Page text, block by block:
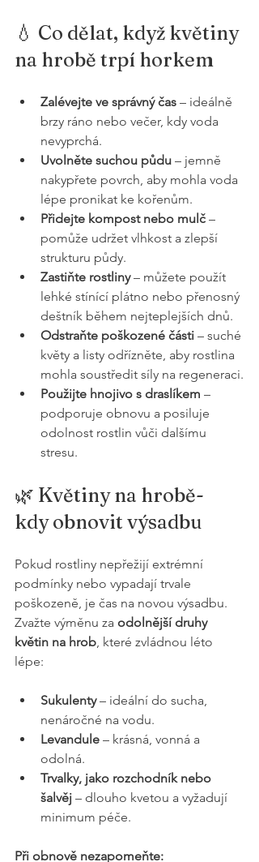
💧 Co dělat, když květiny
na hrobě trpí horkem
Zalévejte ve správný čas – ideálně
brzy ráno nebo večer, kdy voda
nevyprchá.
Uvolněte suchou půdu – jemně
nakypřete povrch, aby mohla voda
lépe pronikat ke kořenům.
Přidejte kompost nebo mulč –
pomůže udržet vlhkost a zlepší
strukturu půdy.
Zastiňte rostliny – můžete použít
lehké stínící plátno nebo přenosný
deštník během nejteplejších dnů.
Odstraňte poškozené části – suché
květy a listy odřízněte, aby rostlina
mohla soustředit síly na regeneraci.
Použijte hnojivo s draslíkem –
podporuje obnovu a posiluje
odolnost rostlin vůči dalšímu
stresu.
🌿 Květiny na hrobě-
kdy obnovit výsadbu
Pokud rostliny nepřežijí extrémní
podmínky nebo vypadají trvale
poškozeně, je čas na novou výsadbu.
Zvažte výměnu za odolnější druhy
květin na hrob, které zvládnou léto
lépe:
Sukulenty – ideální do sucha,
nenáročné na vodu.
Levandule – krásná, vonná a
odolná.
Trvalky, jako rozchodník nebo
šalvěj – dlouho kvetou a vyžadují
minimum péče.
Při obnově nezapomeňte: